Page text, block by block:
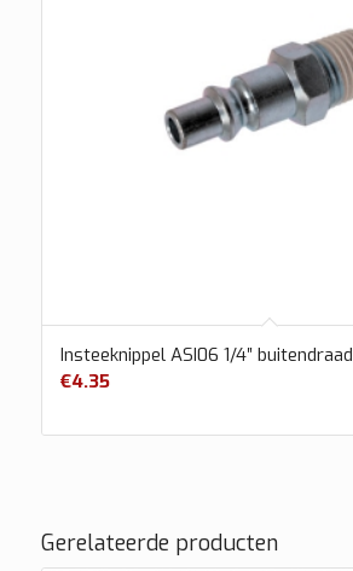
Insteeknippel ASI06 1/4″ buitendraad
€4.35
Gerelateerde producten